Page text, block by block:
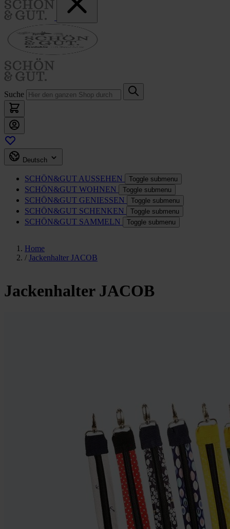
Suche
Deutsch
SCHÖN&GUT AUSSEHEN Toggle submenu
SCHÖN&GUT WOHNEN Toggle submenu
SCHÖN&GUT GENIESSEN Toggle submenu
SCHÖN&GUT SCHENKEN Toggle submenu
SCHÖN&GUT SAMMELN Toggle submenu
Home
/ Jackenhalter JACOB
Jackenhalter JACOB